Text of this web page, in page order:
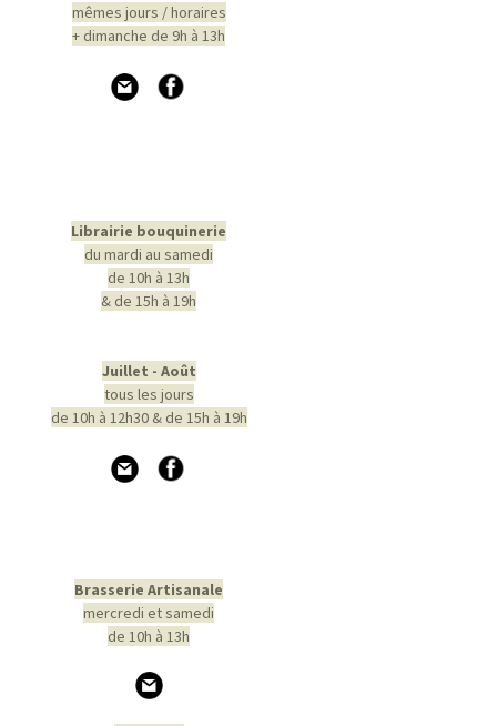
mêmes jours / horaires
+ dimanche de 9h à 13h
Librairie bouquinerie
du mardi au samedi
de 10h à 13h
& de 15h à 19h
Juillet - Août
tous les jours
de 10h à 12h30 & de 15h à 19h
Brasserie Artisanale
mercredi et samedi
de 10h à 13h